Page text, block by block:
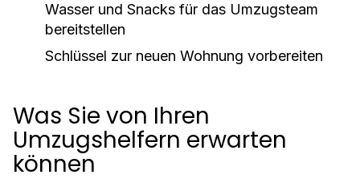
Wasser und Snacks für das Umzugsteam
bereitstellen
Schlüssel zur neuen Wohnung vorbereiten
Was Sie von Ihren
Umzugshelfern erwarten
können